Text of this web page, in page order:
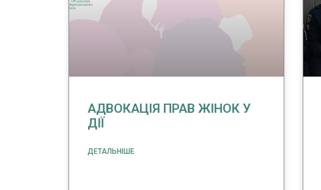
АДВОКАЦІЯ ПРАВ ЖІНОК У
ДІЇ
ДЕТАЛЬНІШЕ